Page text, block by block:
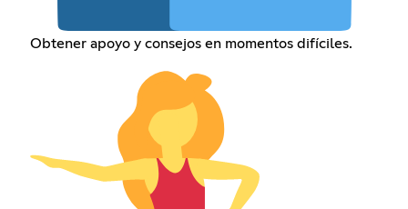
Obtener apoyo y consejos en momentos difíciles.